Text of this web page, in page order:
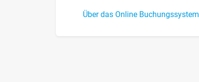
Über das Online Buchungssystem